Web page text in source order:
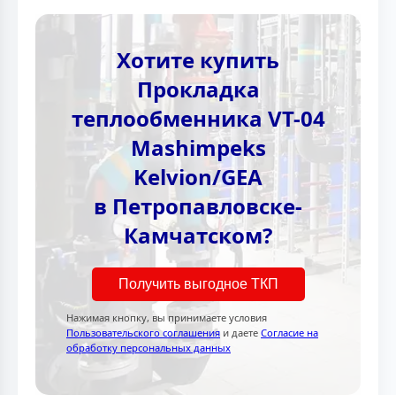
Хотите купить
Прокладка
теплообменника VT-04
Mashimpeks
Kelvion/GEA
в Петропавловске-
Камчатском?
Получить выгодное ТКП
Нажимая кнопку, вы принимаете условия
Пользовательского соглашения и даете Согласие на
обработку персональных данных